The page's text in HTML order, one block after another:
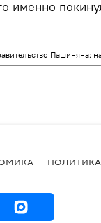
именно
Пашиняна:
ПОЛИТИКА